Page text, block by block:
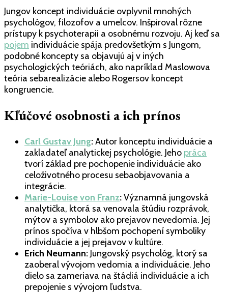
Jungov koncept individuácie ovplyvnil mnohých
psychológov, filozofov a umelcov. Inšpiroval rôzne
prístupy k psychoterapii a osobnému rozvoju. Aj keď sa
pojem individuácie spája predovšetkým s Jungom,
podobné koncepty sa objavujú aj v iných
psychologických teóriách, ako napríklad Maslowova
teória sebarealizácie alebo Rogersov koncept
kongruencie.
Kľúčové osobnosti a ich prínos
Carl Gustav Jung:Autor konceptu individuácie a
zakladateľ analytickej psychológie. Jeho práca
tvorí základ pre pochopenie individuácie ako
celoživotného procesu sebaobjavovania a
integrácie.
Marie-Louise von Franz:Významná jungovská
analytička, ktorá sa venovala štúdiu rozprávok,
mýtov a symbolov ako prejavov nevedomia. Jej
prínos spočíva v hlbšom pochopení symboliky
individuácie a jej prejavov v kultúre.
Erich Neumann: Jungovský psychológ, ktorý sa
zaoberal vývojom vedomia a individuácie. Jeho
dielo sa zameriava na štádiá individuácie a ich
prepojenie s vývojom ľudstva.